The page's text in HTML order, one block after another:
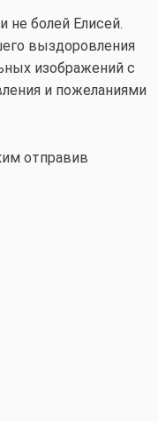
не болей Елисей.
выздоровления
изображений с
и пожеланиями
отправив